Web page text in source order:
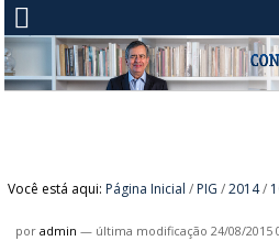
Você está aqui: Página Inicial / PIG /2014/
poradmin — última modificação 24/08/2015